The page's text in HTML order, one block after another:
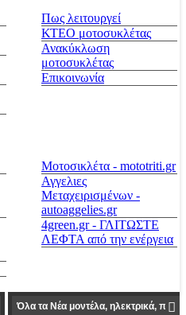
Πως λειτουργεί
ΚΤΕΟ μοτοσυκλέτας
Ανακύκλωση
μοτοσυκλέτας
Επικοινωνία
Μοτοσικλέτα - mototriti.gr
Αγγελιες
Μεταχειρισμένων -
autoaggelies.gr
4green.gr - ΓΛΙΤΩΣΤΕ
ΛΕΦΤΑ από την ενέργεια